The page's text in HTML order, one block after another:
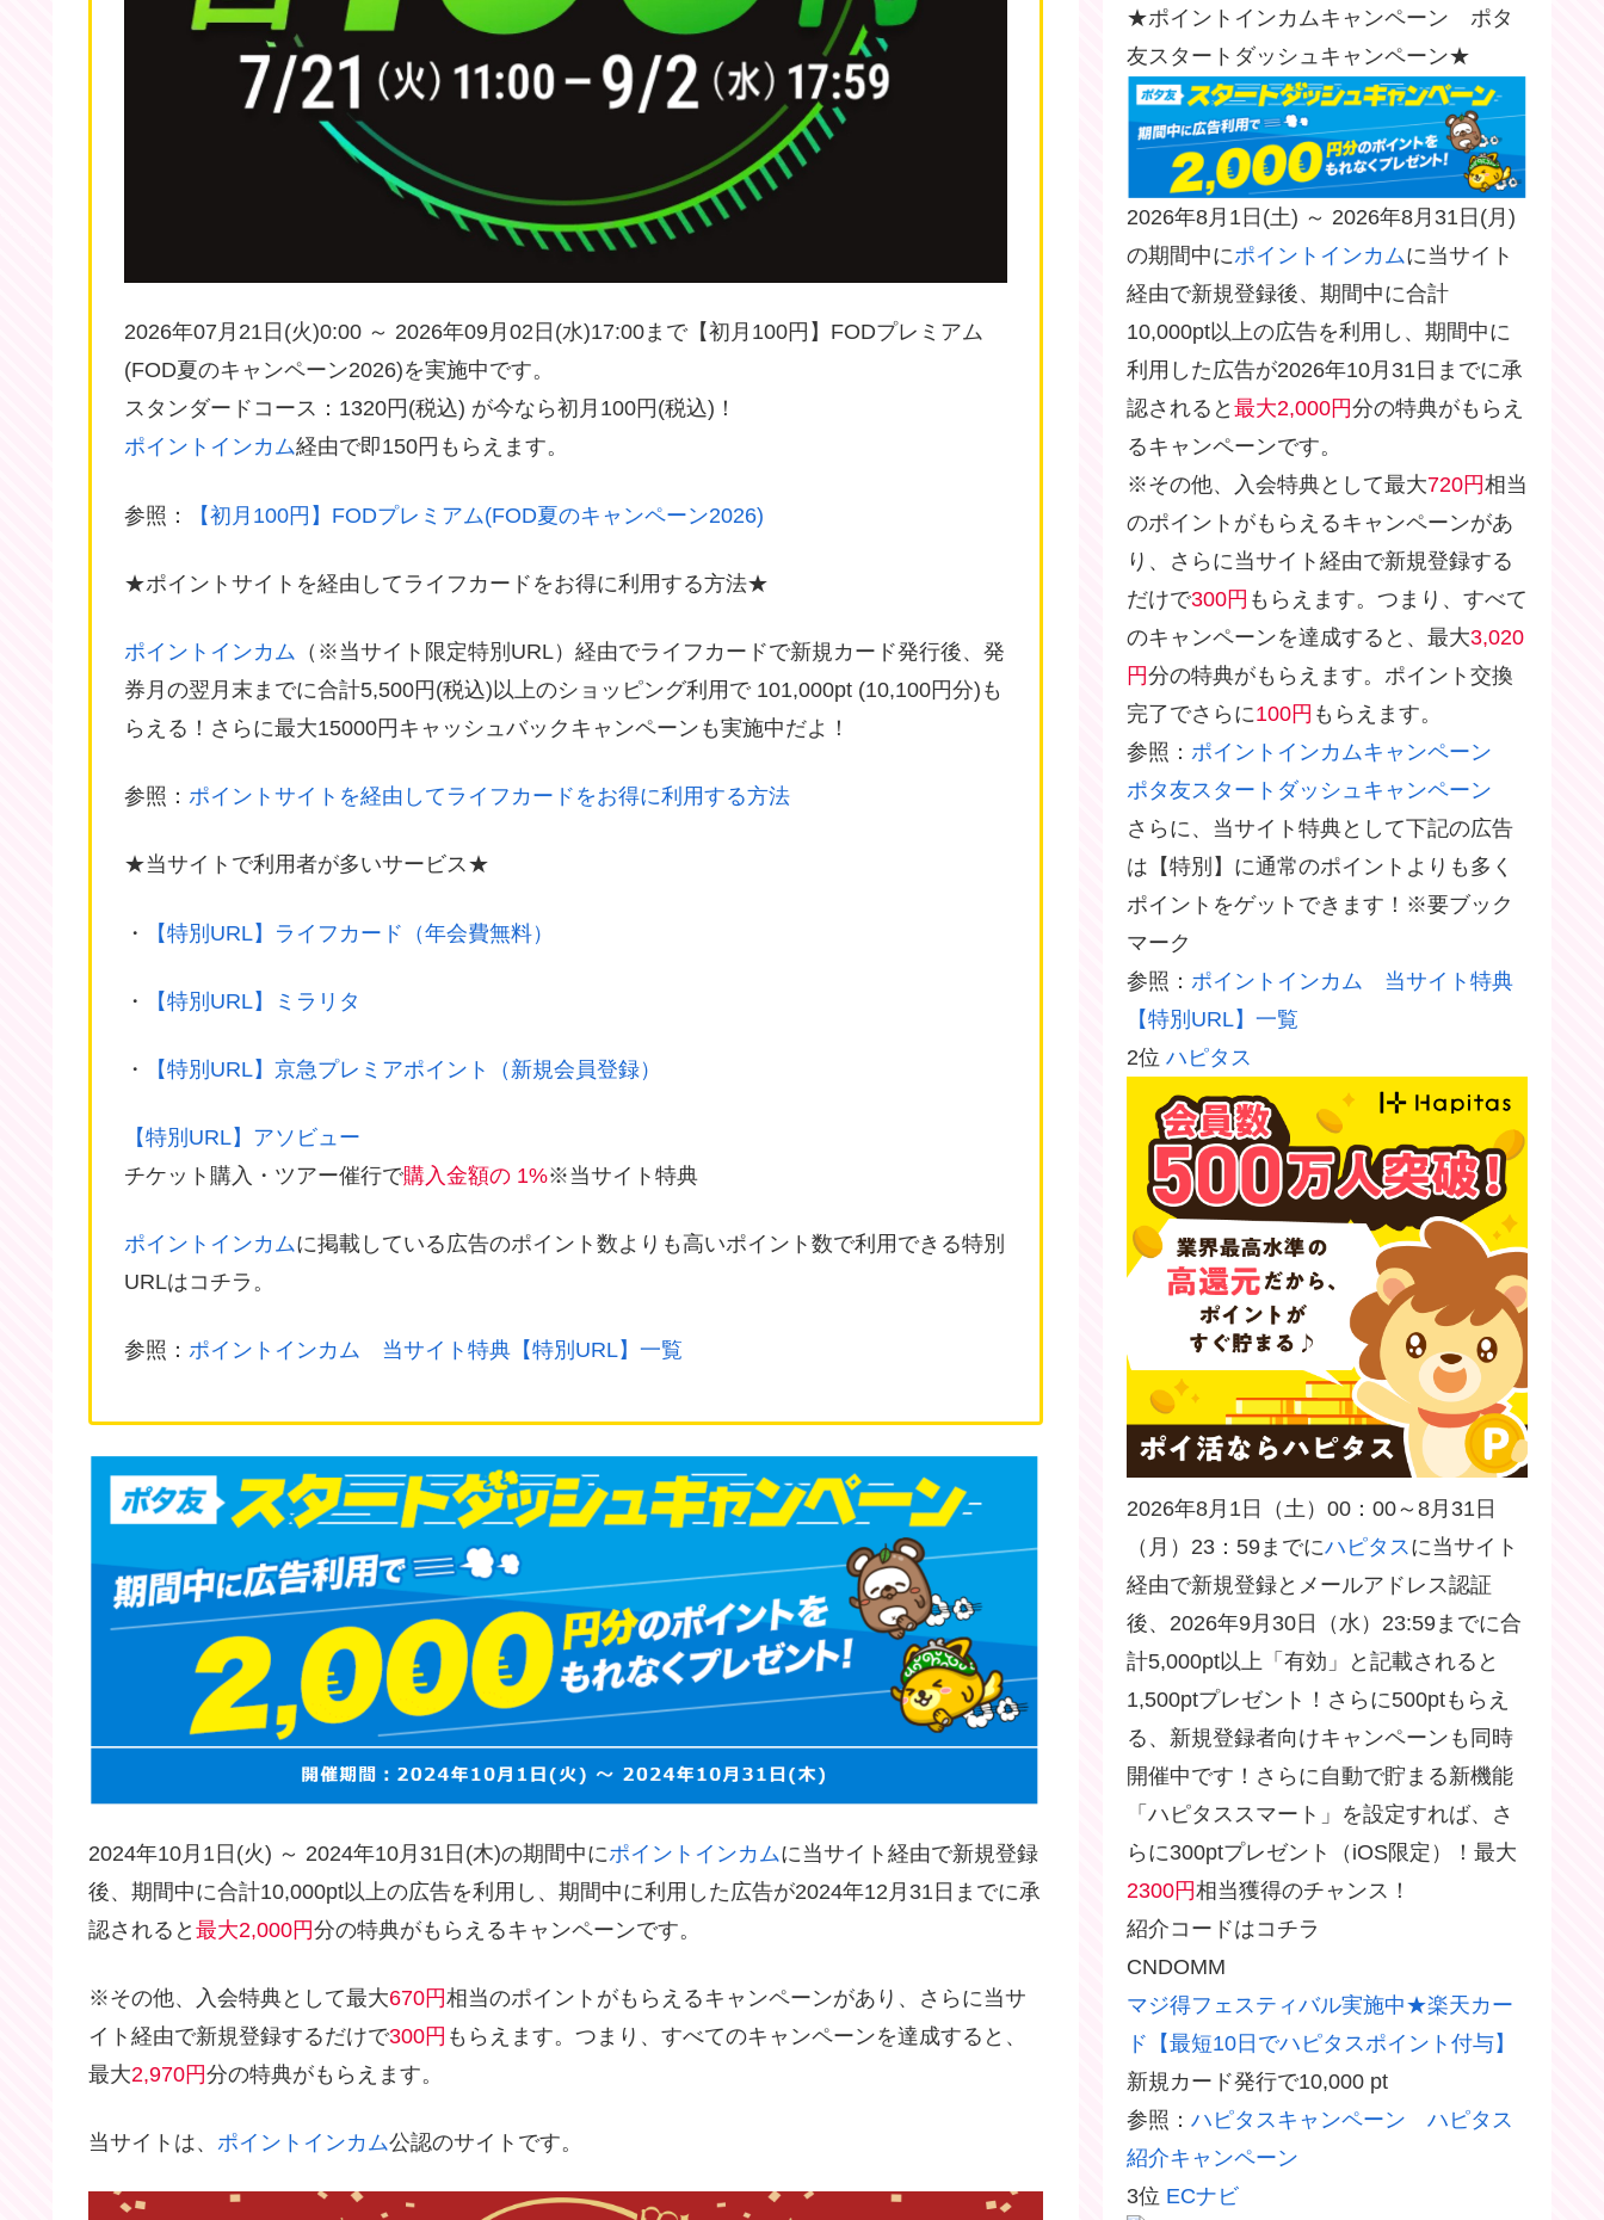
2026年07月21日(火)0:00 ～ 2026年09月02日(水)17:00まで【初月100円】FODプレミアム
(FOD夏のキャンペーン2026)を実施中です。
スタンダードコース：1320円(税込) が今なら初月100円(税込)！
ポイントインカム経由で即150円もらえます。
参照： 【初月100円】FODプレミアム(FOD夏のキャンペーン2026)
★ポイントサイトを経由してライフカードをお得に利用する方法★
ポイントインカム （※当サイト限定特別URL）経由でライフカードで新規カード発行後、発
券月の翌月末までに合計5,500円(税込)以上のショッピング利用で 101,000pt (10,100円分)も
らえる！さらに最大15000円キャッシュバックキャンペーンも実施中だよ！
参照： ポイントサイトを経由してライフカードをお得に利用する方法
★当サイトで利用者が多いサービス★
・ 【特別URL】ライフカード（年会費無料）
・ 【特別URL】ミラリタ
・ 【特別URL】京急プレミアポイント（新規会員登録）
【特別URL】アソビュー
チケット購入・ツアー催行で購入金額の 1%※当サイト特典
ポイントインカムに掲載している広告のポイント数よりも高いポイント数で利用できる特別
URLはコチラ。
参照： ポイントインカム 当サイト特典【特別URL】一覧
2024年10月1日(火) ～ 2024年10月31日(木)の期間中にポイントインカムに当サイト経由で新規登録
後、期間中に合計10,000pt以上の広告を利用し、期間中に利用した広告が2024年12月31日までに承
認されると 最大2,000円分の特典がもらえるキャンペーンです。
※その他、入会特典として最大670円相当のポイントがもらえるキャンペーンがあり、さらに当サ
イト経由で新規登録するだけで300円 もらえます。つまり、すべてのキャンペーンを達成すると、
最大2,970円分の特典がもらえます。
当サイトは、 ポイントインカム公認のサイトです。
★ポイントインカムキャンペーン ポタ
友スタートダッシュキャンペーン★
2026年8月1日(土) ～ 2026年8月31日(月)
の期間中にポイントインカムに当サイト
経由で新規登録後、期間中に合計
10,000pt以上の広告を利用し、期間中に
利用した広告が2026年10月31日までに承
認されると 最大2,000円分の特典がもらえ
るキャンペーンです。
※その他、入会特典として最大720円相当
のポイントがもらえるキャンペーンがあ
り、さらに当サイト経由で新規登録する
だけで300円 もらえます。つまり、すべて
のキャンペーンを達成すると、最大3,020
円分の特典がもらえます。ポイント交換
完了でさらに100円 もらえます。
参照： ポイントインカムキャンペーン
ポタ友スタートダッシュキャンペーン
さらに、当サイト特典として下記の広告
は【特別】に通常のポイントよりも多く
ポイントをゲットできます！※要ブック
マーク
参照： ポイントインカム 当サイト特典
【特別URL】一覧
2位 ハピタス
2026年8月1日（土）00：00～8月31日
（月）23：59までにハピタス に当サイト
経由で新規登録とメールアドレス認証
後、2026年9月30日（水）23:59までに合
計5,000pt以上「有効」と記載されると
1,500ptプレゼント！さらに500ptもらえ
る、新規登録者向けキャンペーンも同時
開催中です！さらに自動で貯まる新機能
「ハピタススマート」を設定すれば、さ
らに300ptプレゼント（iOS限定）！最大
2300円相当獲得のチャンス！
紹介コードはコチラ
CNDOMM
マジ得フェスティバル実施中★楽天カー
ド【最短10日でハピタスポイント付与】
新規カード発行で10,000 pt
参照： ハピタスキャンペーン ハピタス
紹介キャンペーン
3位 ECナビ